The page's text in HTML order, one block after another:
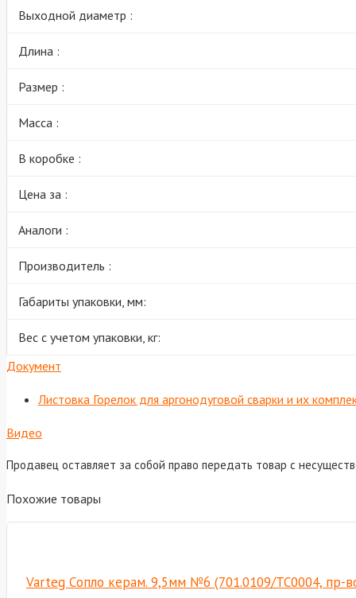
Выходной диаметр :
Длина :
Размер :
Масса :
В коробке :
Цена за :
Аналоги :
Производитель :
Габариты упаковки, мм:
Вес с учетом упаковки, кг:
Документ
Листовка Горелок для аргонодуговой сварки и их
Видео
Продавец оставляет за собой право передать товар с
Похожие товары
Varteg Cопло керам. 9,5мм №6 (701.0109/TC0004, пр-